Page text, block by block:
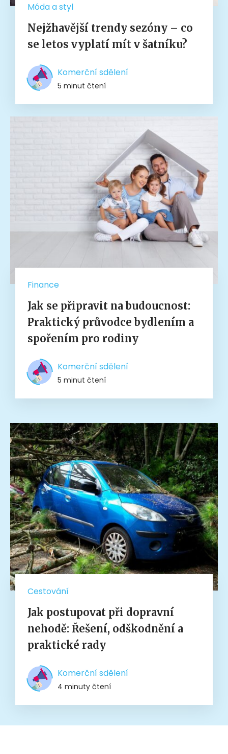
Móda a styl
Nejžhavější trendy sezóny – co
se letos vyplatí mít v šatníku?
Komerční sdělení
5 minut čtení
Finance
Jak se připravit na budoucnost:
Praktický průvodce bydlením a
spořením pro rodiny
Komerční sdělení
5 minut čtení
Cestování
Jak postupovat při dopravní
nehodě: Řešení, odškodnění a
praktické rady
Komerční sdělení
4 minuty čtení